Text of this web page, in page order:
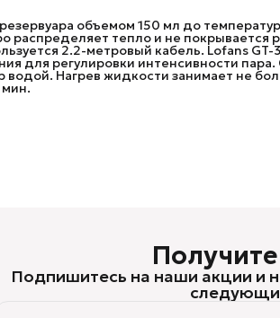
объемом 150 мл до
тепло и не покрывается
2.2-метровый кабель. Lofans GT-
для регулировки интенсивности
Нагрев жидкости занимает не
Подпишитесь на наши акции и